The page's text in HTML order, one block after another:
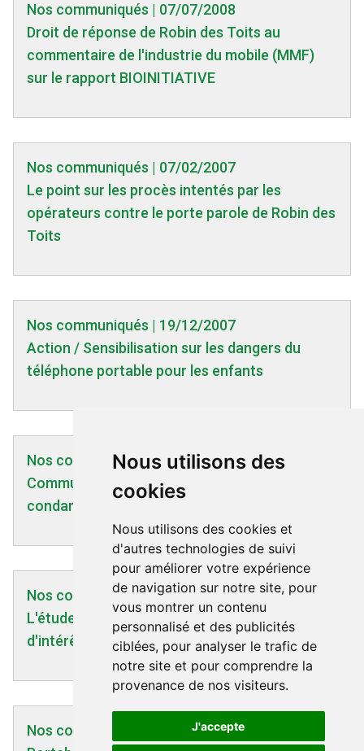
Nous utilisons des
cookies
Nous utilisons des cookies et
d'autres technologies de suivi
pour améliorer votre expérience
de navigation sur notre site, pour
vous montrer un contenu
personnalisé et des publicités
ciblées, pour analyser le trafic de
notre site et pour comprendre la
provenance de nos visiteurs.
J'accepte
Nos communiqués | 07/07/2008
Droit de réponse de Robin des Toits au
commentaire de l'industrie du mobile (MMF)
sur le rapport BIOINITIATIVE
Nos communiqués | 07/02/2007
Le point sur les procès intentés par les
opérateurs contre le porte parole de Robin des
Toits
Nos communiqués | 19/12/2007
Action / Sensibilisation sur les dangers du
téléphone portable pour les enfants
Nos communiqués | 29/01/2022
Communiqué conjoint à propos de la
condamnation de Christophe Mergault
Nos communiqués | 03/03/2022
L'étude Mobi-kids minée par les conflits
d'intérêts !
Nos communiqués | 18/12/2007